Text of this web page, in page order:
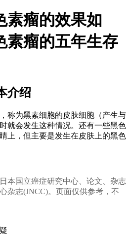
素瘤的效果如
素瘤的五年生存
介绍
称为黑素细胞的皮肤细胞（产生与
就会发生这种情况。还有一些黑色
上，但主要是发生在皮肤上的黑色
本国立癌症研究中心、论文、杂志
杂志(JNCC)。页面仅供参考，不